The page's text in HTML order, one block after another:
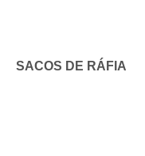
SACOS DE RÁFIA